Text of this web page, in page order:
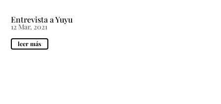
Entrevista a Yuyu
12 Mar, 2021
leer más